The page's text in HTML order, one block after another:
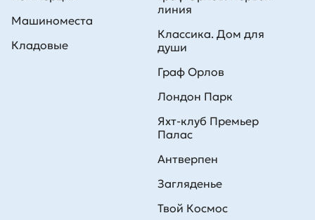
Машиноместа
Кладовые
линия
Классика. Дом для
души
Граф Орлов
Лондон Парк
Яхт-клуб Премьер
Палас
Антверпен
Загляденье
Твой Космос